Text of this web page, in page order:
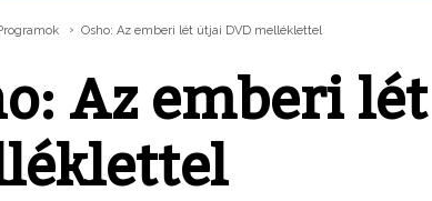
Osho: Az emberi lét útjai DVD melléklettel
Az emberi